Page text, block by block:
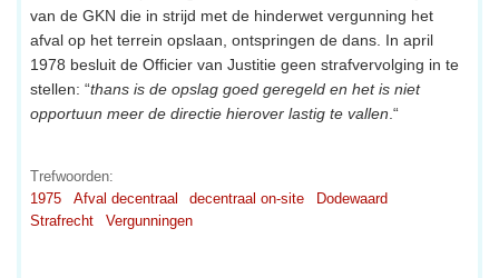
van de GKN die in strijd met de hinderwet vergunning het
afval op het terrein opslaan, ontspringen de dans. In april
1978 besluit de Officier van Justitie geen strafvervolging in te
stellen: “thans is de opslag goed geregeld en het is niet
opportuun meer de directie hierover lastig te vallen .“
Trefwoorden:
1975
Afval decentraal decentraal on-site
Dodewaard
Strafrecht
Vergunningen